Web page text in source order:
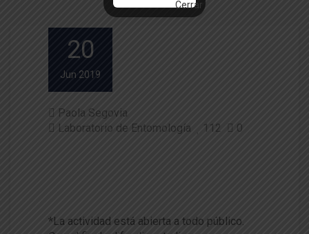
20
Jun 2019
Paola Segovia
Laboratorio de Entomología
112 0
*La actividad está abierta a todo público.